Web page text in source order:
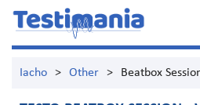
Iacho > Other > Beatbox